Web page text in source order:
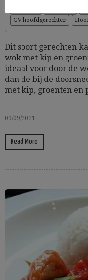
GV hoofdgerechten
Dit soort gerechten
wok met kip en
ideaal voor door de
dan de bij de
met kip, groenten en
09/09/2021
Read More